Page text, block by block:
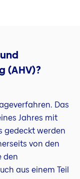
(AHV)?
Das
Jahres mit
gedeckt werden
von den
den
aus einem Teil